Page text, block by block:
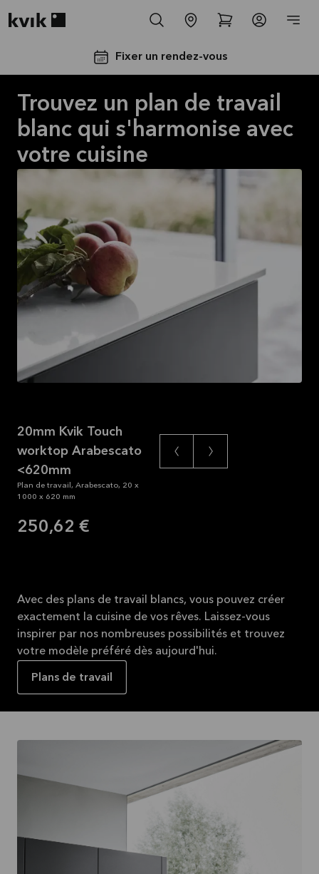
Fixer un rendez-vous
Jusqu'à
5000€
d'appareils
électros
Trouvez un plan de travail
blanc qui s'harmonise avec
votre cuisine
Avec des plans de travail blancs, vous pouvez créer
exactement la cuisine de vos rêves. Laissez-vous
inspirer par nos nombreuses possibilités et trouvez
votre modèle préféré dès aujourd'hui.
Plans de travail
20mm Kvik Touch
worktop Arabescato
<620mm
Plan de travail, Arabescato, 20 x
1000 x 620 mm
250,62 €